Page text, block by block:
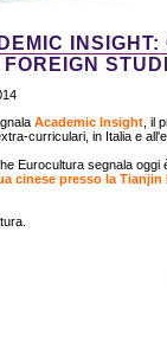
Academic Insight , il
curriculari, in Italia e
Eurocultura segnala oggi
cinese presso la